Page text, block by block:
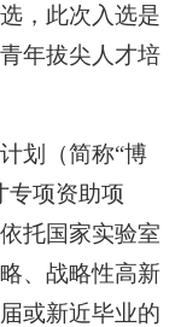
，此次入选是
年拔尖人才培
划（简称“博
专项资助项
托国家实验室
、战略性高新
或新近毕业的